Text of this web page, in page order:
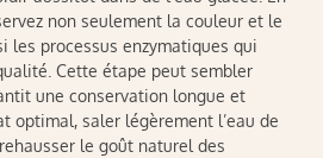
non seulement la couleur et le
les processus enzymatiques qui
Cette étape peut sembler
une conservation longue et
optimal, saler légèrement l’eau de
le goût naturel des